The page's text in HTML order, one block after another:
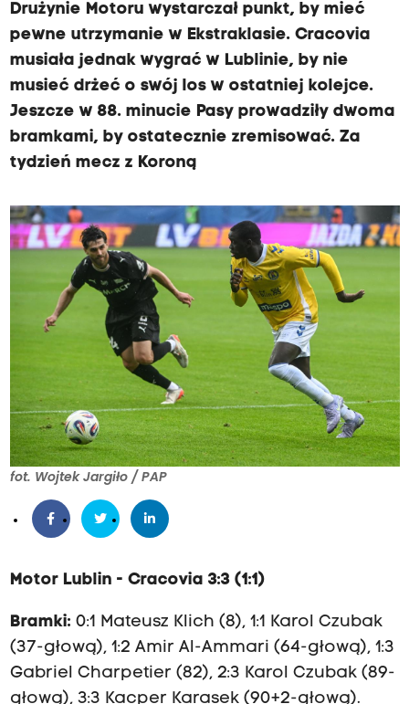
Drużynie Motoru wystarczał punkt, by mieć
pewne utrzymanie w Ekstraklasie. Cracovia
musiała jednak wygrać w Lublinie, by nie
musieć drżeć o swój los w ostatniej kolejce.
Jeszcze w 88. minucie Pasy prowadziły dwoma
bramkami, by ostatecznie zremisować. Za
tydzień mecz z Koroną
fot. Wojtek Jargiło / PAP
Motor Lublin - Cracovia 3:3 (1:1)
Bramki: 0:1 Mateusz Klich (8), 1:1 Karol Czubak
(37-głową), 1:2 Amir Al-Ammari (64-głową), 1:3
Gabriel Charpetier (82), 2:3 Karol Czubak (89-
głową), 3:3 Kacper Karasek (90+2-głową).
6
,
1
4
:
4
5
L
u
b
(
M
o
t
o
L
b
i
n
A